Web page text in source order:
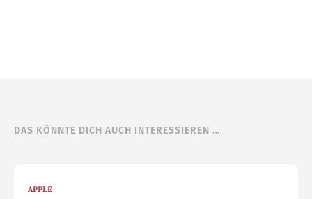
DAS KÖNNTE DICH AUCH INTERESSIEREN …
APPLE